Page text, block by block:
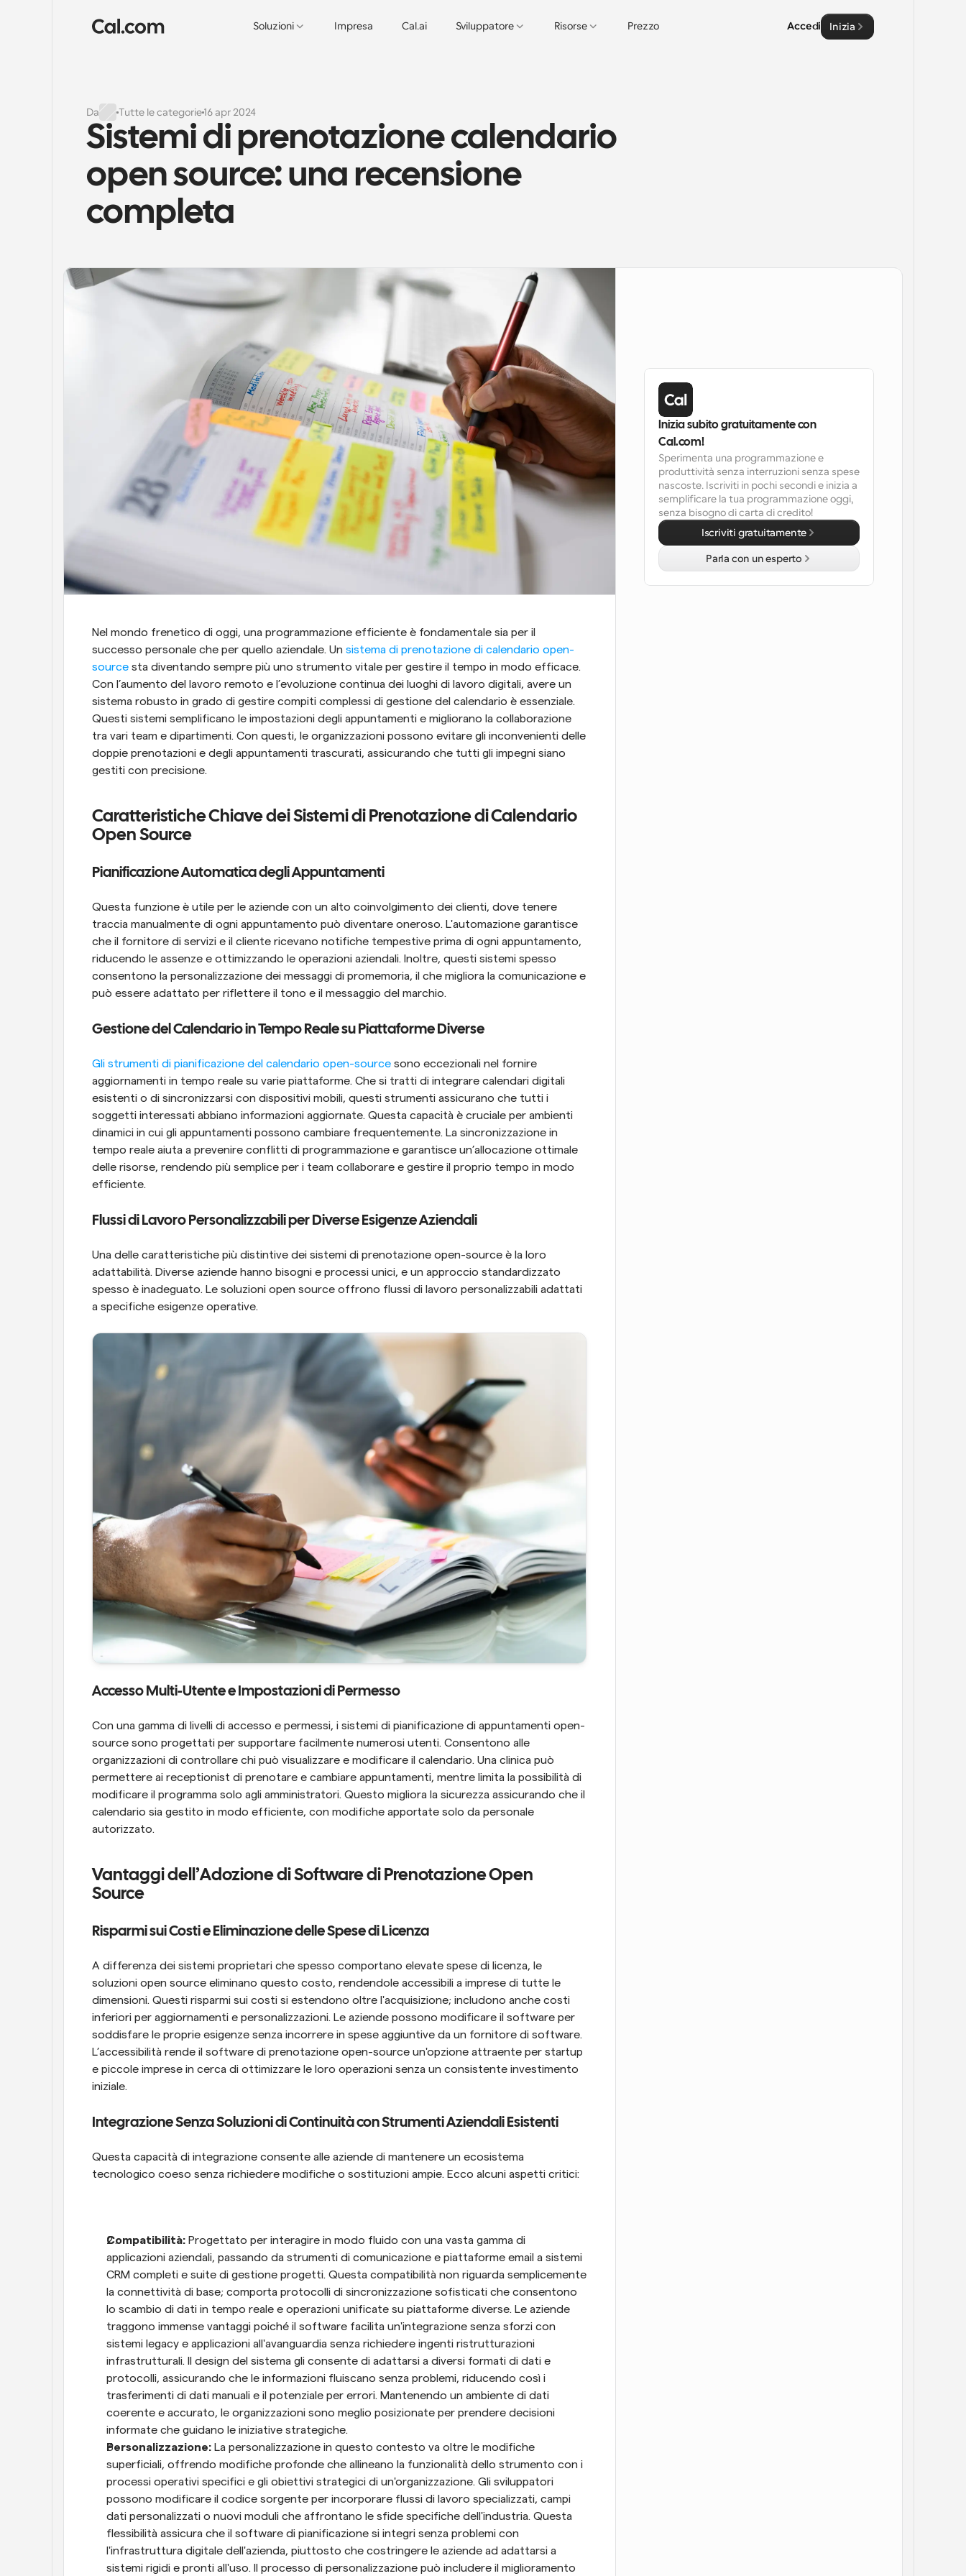
Soluzioni Impresa Cal.ai Sviluppatore Risorse Prezzo Accedi Inizia
Da Tutte le categorie16 apr 2024
Sistemi di prenotazione calendario
open source: una recensione
completa
Nel mondo frenetico di oggi, una programmazione efficiente è fondamentale sia per il
successo personale che per quello aziendale. Un sistema di prenotazione di calendario open-
source sta diventando sempre più uno strumento vitale per gestire il tempo in modo efficace.
Con l’aumento del lavoro remoto e l’evoluzione continua dei luoghi di lavoro digitali, avere un
sistema robusto in grado di gestire compiti complessi di gestione del calendario è essenziale.
Questi sistemi semplificano le impostazioni degli appuntamenti e migliorano la collaborazione
tra vari team e dipartimenti. Con questi, le organizzazioni possono evitare gli inconvenienti delle
doppie prenotazioni e degli appuntamenti trascurati, assicurando che tutti gli impegni siano
gestiti con precisione.
Caratteristiche Chiave dei Sistemi di Prenotazione di Calendario
Open Source
Pianificazione Automatica degli Appuntamenti
Questa funzione è utile per le aziende con un alto coinvolgimento dei clienti, dove tenere
traccia manualmente di ogni appuntamento può diventare oneroso. L'automazione garantisce
che il fornitore di servizi e il cliente ricevano notifiche tempestive prima di ogni appuntamento,
riducendo le assenze e ottimizzando le operazioni aziendali. Inoltre, questi sistemi spesso
consentono la personalizzazione dei messaggi di promemoria, il che migliora la comunicazione e
può essere adattato per riflettere il tono e il messaggio del marchio.
Gestione del Calendario in Tempo Reale su Piattaforme Diverse
Gli strumenti di pianificazione del calendario open-source sono eccezionali nel fornire
aggiornamenti in tempo reale su varie piattaforme. Che si tratti di integrare calendari digitali
esistenti o di sincronizzarsi con dispositivi mobili, questi strumenti assicurano che tutti i
soggetti interessati abbiano informazioni aggiornate. Questa capacità è cruciale per ambienti
dinamici in cui gli appuntamenti possono cambiare frequentemente. La sincronizzazione in
tempo reale aiuta a prevenire conflitti di programmazione e garantisce un’allocazione ottimale
delle risorse, rendendo più semplice per i team collaborare e gestire il proprio tempo in modo
efficiente.
Flussi di Lavoro Personalizzabili per Diverse Esigenze Aziendali
Una delle caratteristiche più distintive dei sistemi di prenotazione open-source è la loro
adattabilità. Diverse aziende hanno bisogni e processi unici, e un approccio standardizzato
spesso è inadeguato. Le soluzioni open source offrono flussi di lavoro personalizzabili adattati
a specifiche esigenze operative.
Accesso Multi-Utente e Impostazioni di Permesso
Con una gamma di livelli di accesso e permessi, i sistemi di pianificazione di appuntamenti open-
source sono progettati per supportare facilmente numerosi utenti. Consentono alle
organizzazioni di controllare chi può visualizzare e modificare il calendario. Una clinica può
permettere ai receptionist di prenotare e cambiare appuntamenti, mentre limita la possibilità di
modificare il programma solo agli amministratori. Questo migliora la sicurezza assicurando che il
calendario sia gestito in modo efficiente, con modifiche apportate solo da personale
autorizzato.
Vantaggi dell’Adozione di Software di Prenotazione Open
Source
Risparmi sui Costi e Eliminazione delle Spese di Licenza
A differenza dei sistemi proprietari che spesso comportano elevate spese di licenza, le
soluzioni open source eliminano questo costo, rendendole accessibili a imprese di tutte le
dimensioni. Questi risparmi sui costi si estendono oltre l'acquisizione; includono anche costi
inferiori per aggiornamenti e personalizzazioni. Le aziende possono modificare il software per
soddisfare le proprie esigenze senza incorrere in spese aggiuntive da un fornitore di software.
L’accessibilità rende il software di prenotazione open-source un'opzione attraente per startup
e piccole imprese in cerca di ottimizzare le loro operazioni senza un consistente investimento
iniziale.
Integrazione Senza Soluzioni di Continuità con Strumenti Aziendali Esistenti
Questa capacità di integrazione consente alle aziende di mantenere un ecosistema
tecnologico coeso senza richiedere modifiche o sostituzioni ampie. Ecco alcuni aspetti critici:
Compatibilità: Progettato per interagire in modo fluido con una vasta gamma di
applicazioni aziendali, passando da strumenti di comunicazione e piattaforme email a sistemi
CRM completi e suite di gestione progetti. Questa compatibilità non riguarda semplicemente
la connettività di base; comporta protocolli di sincronizzazione sofisticati che consentono
lo scambio di dati in tempo reale e operazioni unificate su piattaforme diverse. Le aziende
traggono immense vantaggi poiché il software facilita un'integrazione senza sforzi con
sistemi legacy e applicazioni all'avanguardia senza richiedere ingenti ristrutturazioni
infrastrutturali. Il design del sistema gli consente di adattarsi a diversi formati di dati e
protocolli, assicurando che le informazioni fluiscano senza problemi, riducendo così i
trasferimenti di dati manuali e il potenziale per errori. Mantenendo un ambiente di dati
coerente e accurato, le organizzazioni sono meglio posizionate per prendere decisioni
informate che guidano le iniziative strategiche.
Personalizzazione: La personalizzazione in questo contesto va oltre le modifiche
superficiali, offrendo modifiche profonde che allineano la funzionalità dello strumento con i
processi operativi specifici e gli obiettivi strategici di un'organizzazione. Gli sviluppatori
possono modificare il codice sorgente per incorporare flussi di lavoro specializzati, campi
dati personalizzati o nuovi moduli che affrontano le sfide specifiche dell'industria. Questa
flessibilità assicura che il software di pianificazione si integri senza problemi con
l'infrastruttura digitale dell'azienda, piuttosto che costringere le aziende ad adattarsi a
sistemi rigidi e pronti all'uso. Il processo di personalizzazione può includere il miglioramento
Inizia subito gratuitamente con
Cal.com!
Sperimenta una programmazione e
produttività senza interruzioni senza spese
nascoste. Iscriviti in pochi secondi e inizia a
semplificare la tua programmazione oggi,
senza bisogno di carta di credito!
Iscriviti gratuitamente
Parla con un esperto